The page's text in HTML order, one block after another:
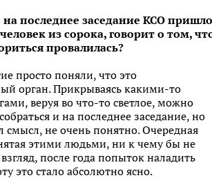
последнее заседание КСО пришло
из сорока, говорит о том,
провалилась?
просто поняли, что это
орган. Прикрываясь какими-то
веруя во что-то светлое, можно
и на последнее заседание, но
смысл, не очень понятно. Очередная
этими людьми, ни к чему бы не
после года попыток наладить
это стало абсолютно ясно.